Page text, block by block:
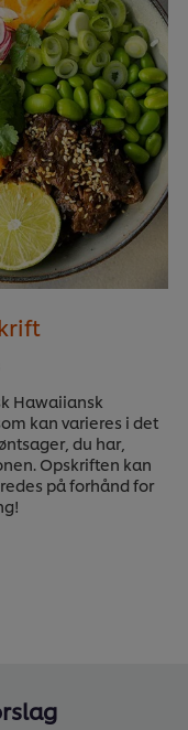
Hawaiiansk
kan varieres i det
du har,
Opskriften kan
på forhånd for